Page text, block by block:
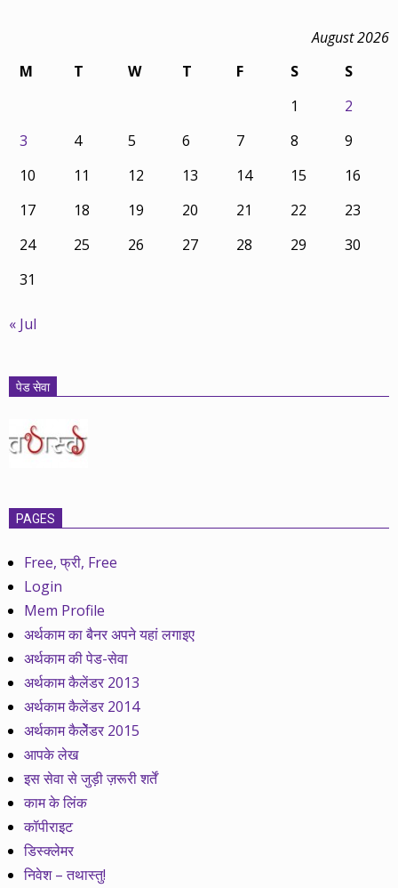
August 2026
M
T W T F S
S
1
2
3
4 5 6 7 8
9
10
11 12 13 14 15
16
17
18 19 20 21 22
23
24
25 26 27 28 29
30
31
« Jul
पेड सेवा
PAGES
Free, फ्री, Free
Login
Mem Profile
अर्थकाम का बैनर अपने यहां लगाइए
अर्थकाम की पेड-सेवा
अर्थकाम कैलेंडर 2013
अर्थकाम कैलेंडर 2014
अर्थकाम कैलेेंडर 2015
आपके लेख
इस सेवा से जुड़ी ज़रूरी शर्तें
काम के लिंक
कॉपीराइट
डिस्क्लेमर
निवेश – तथास्तु!